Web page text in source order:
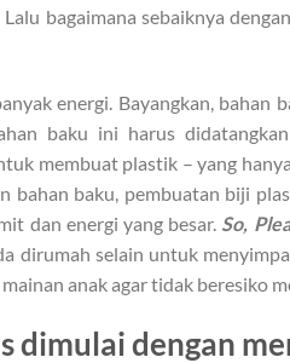
bagaimana sebaiknya
energi. Bayangkan, bahan
baku ini harus
membuat plastik – yang
bahan baku, pembuatan biji
dan energi yang besar. So,
dirumah selain untuk
anak agar tidak beresiko
dimulai dengan